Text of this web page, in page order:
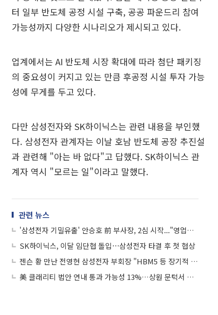
터 일부 반도체 공정 시설 구축, 공공 파운드리 참여
가능성까지 다양한 시나리오가 제시되고 있다.
업계에서는 AI 반도체 시장 확대에 따라 첨단 패키징
의 중요성이 커지고 있는 만큼 후공정 시설 투자 가능
성에 무게를 두고 있다.
다만 삼성전자와 SK하이닉스는 관련 내용을 부인했
다. 삼성전자 관계자는 이날 호남 반도체 공장 추진설
과 관련해 "아는 바 없다"고 답했다. SK하이닉스 관
계자 역시 "모르는 일"이라고 말했다.
관련 뉴스
'삼성전자 기밀유출' 안승호 前 부사장, 2심 시작..."영업비밀 여부 다툴 것"
SK하이닉스, 이달 임단협 돌입⋯삼성전자 타결 후 첫 협상
젠슨 황 만난 전영현 삼성전자 부회장 "HBM5 등 장기적 협력 논의"
美 클래리티 법안 연내 통과 가능성 13%…상원 문턱서 제동